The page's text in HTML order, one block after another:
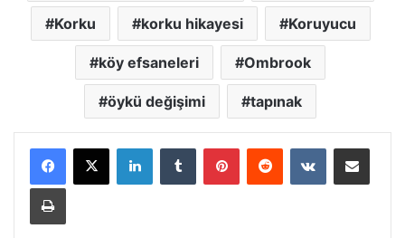
Korku korku hikayesi Koruyucu
köy efsaneleri Ombrook
öykü değişimi tapınak
LinkedInTumblr PinterestReddit VKontakteE-Posta ile paylaş
Yazdır